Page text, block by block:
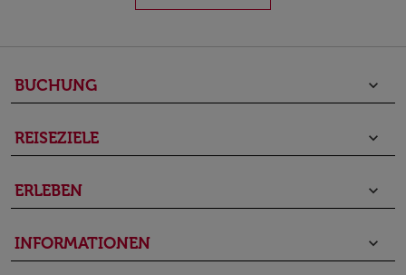
BUCHUNG keyboard_arrow_down
REISEZIELE keyboard_arrow_down
ERLEBEN keyboard_arrow_down
INFORMATIONEN keyboard_arrow_down